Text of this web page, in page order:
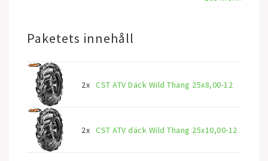
Paketets innehåll
2x CST ATV Däck Wild Thang 25x8,00-12
2x CST ATV däck Wild Thang 25x10,00-12